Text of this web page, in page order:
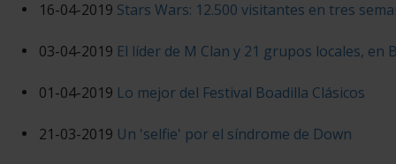
16-04-2019 Stars Wars: 12.500 visitantes en tres
03-04-2019 El líder de M Clan y 21 grupos locales, en
01-04-2019 Lo mejor del Festival Boadilla Clásicos
21-03-2019 Un 'selfie' por el síndrome de Down